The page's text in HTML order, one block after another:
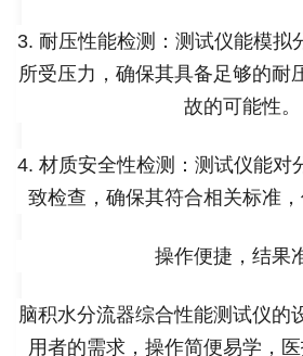
3. 耐压性能检测：测试仪能模拟
所受压力，确保其具备足够的耐
故的可能性。
4. 材质安全性检测：测试仪能对
致检查，确保其符合相关标准，
操作便捷，结果
脑积水分流器综合性能测试仪的
用者的需求，操作简便易学，